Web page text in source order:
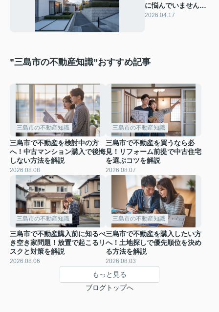
に悩んでいませんか
将来後悔しないため
2026.04.17
”三島市の不動産知識”おすすめ記事
三島市の不動産知識
三島市で不動産を検討中の方
へ！中古マンション購入で後悔
しない方法を解説
2026.08.08
三島市の不動産知識
三島市で不動産を買うなら必
見！リフォーム前提で中古住宅
を選ぶコツを解説
2026.08.07
三島市の不動産知識
三島市で不動産購入前に知るべ
き空き家問題！放置で起こるリ
スクと対策を解説
2026.08.06
三島市の不動産知識
三島市で不動産を購入したい方
へ！土地探しで優先順位を決め
る方法を解説
2026.08.03
もっと見る
ブログトップへ